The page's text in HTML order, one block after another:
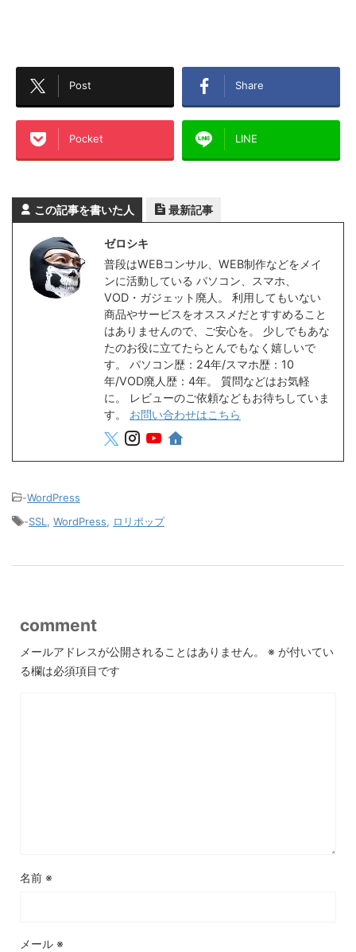
Post Share
Pocket LINE
この記事を書いた人 最新記事
ゼロシキ
普段はWEBコンサル、WEB制作などをメイ
ンに活動している パソコン、スマホ、
VOD・ガジェット廃人。 利用してもいない
商品やサービスをオススメだとすすめること
はありませんので、ご安心を。 少しでもあな
たのお役に立てたらとんでもなく嬉しいで
す。 パソコン歴：24年/スマホ歴：10
年/VOD廃人歴：4年。 質問などはお気軽
に。 レビューのご依頼などもお待ちしていま
す。 お問い合わせはこちら
-WordPress
-SSL, WordPress, ロリポップ
comment
メールアドレスが公開されることはありません。 ※ が付いてい
る欄は必須項目です
名前 ※
メール ※